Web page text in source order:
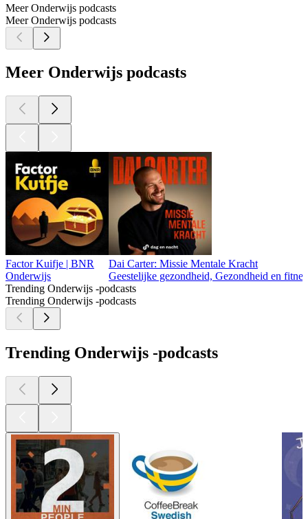
Meer Onderwijs podcasts
Meer Onderwijs podcasts
Meer Onderwijs podcasts
Factor Kuifje | BNR
Onderwijs
Dai Carter: Missie Mentale Kracht
Geestelijke gezondheid, Gezondheid en
Trending Onderwijs -podcasts
Trending Onderwijs -podcasts
Trending Onderwijs -podcasts